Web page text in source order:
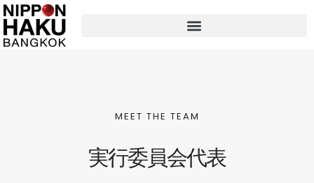
MEET THE TEAM
実行委員会代表